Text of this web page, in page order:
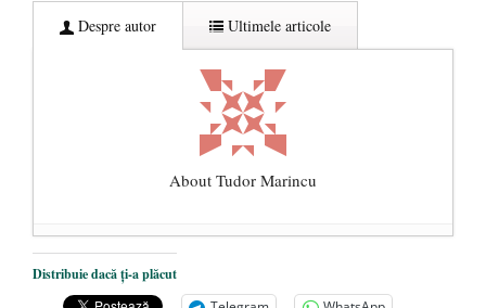
Despre autor Ultimele articole
About Tudor Marincu
De ce propaganda LGBT nu-și are locul în
unitățile de învățământ
- 17 iunie 2020
Distribuie dacă ți-a plăcut